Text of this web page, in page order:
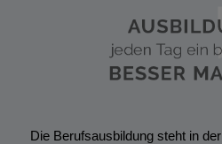
Die Berufsausbildung steht in der